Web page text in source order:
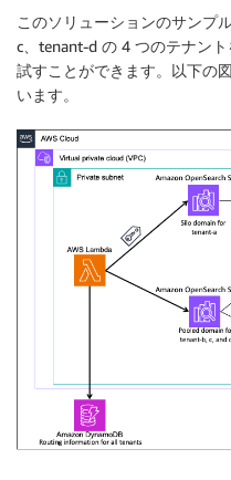
このソリューションのサンプ
c、tenant-d の 4 つのテナン
試すことができます。以下の
います。